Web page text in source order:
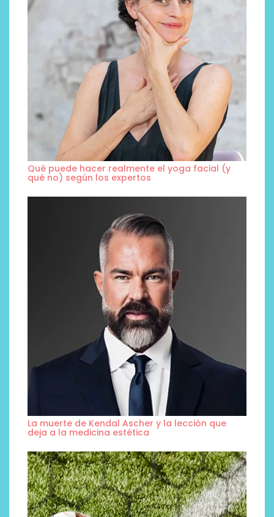
Qué puede hacer realmente el yoga facial (y
qué no) según los expertos
La muerte de Kendal Ascher y la lección que
deja a la medicina estética